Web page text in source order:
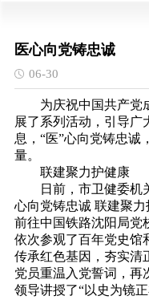
医心向党铸忠诚
06-30
为庆祝中国共产党成
展了系列活动，引导广
息，“医”心向党铸忠诚
量。
联建聚力护健康
日前，市卫健委机关
心向党铸忠诚 联建聚力
前往中国铁路沈阳局党
依次参观了百年党史馆
传承红色基因，夯实清
党员重温入党誓词，再
领导讲授了“以史为镜